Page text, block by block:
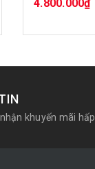
4.800.000₫
MUA
khuyến mãi